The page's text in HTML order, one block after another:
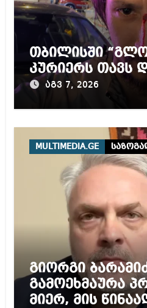
თბილისში
კურიერს თავს
აგვ 7, 2026
MULTIMEDIA.GE
გიორგი
გამოეხმაურა
მიერ, მის